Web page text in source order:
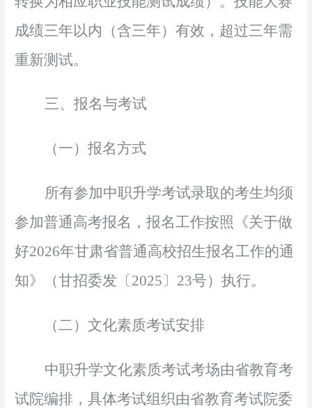
成绩三年以内（含三年）有效，超过三年需
重新测试。
三、报名与考试
（一）报名方式
所有参加中职升学考试录取的考生均须
参加普通高考报名，报名工作按照《关于做
好2026年甘肃省普通高校招生报名工作的通
知》（甘招委发〔2025〕 23号）执行。
（二）文化素质考试安排
中职升学文化素质考试考场由省教育考
试院编排，具体考试组织由省教育考试院委